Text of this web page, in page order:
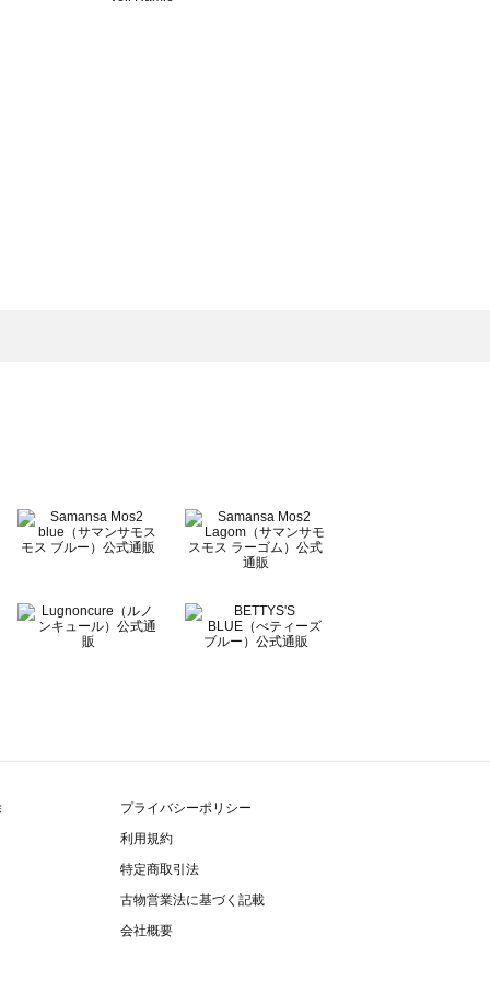
プライバシーポリシー
利用規約
特定商取引法
古物営業法に基づく記載
会社概要